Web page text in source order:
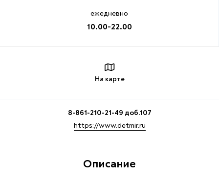
ежедневно
10.00-22.00
На карте
8-861-210-21-49 доб.107
https://www.detmir.ru
Описание